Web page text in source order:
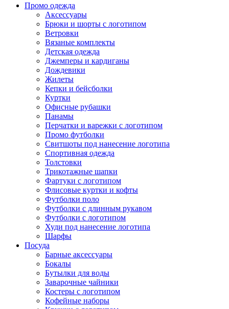
Промо одежда
Аксессуары
Брюки и шорты с логотипом
Ветровки
Вязаные комплекты
Детская одежда
Джемперы и кардиганы
Дождевики
Жилеты
Кепки и бейсболки
Куртки
Офисные рубашки
Панамы
Перчатки и варежки с логотипом
Промо футболки
Свитшоты под нанесение логотипа
Спортивная одежда
Толстовки
Трикотажные шапки
Фартуки с логотипом
Флисовые куртки и кофты
Футболки поло
Футболки с длинным рукавом
Футболки с логотипом
Худи под нанесение логотипа
Шарфы
Посуда
Барные аксессуары
Бокалы
Бутылки для воды
Заварочные чайники
Костеры с логотипом
Кофейные наборы